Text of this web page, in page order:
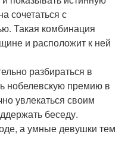
сочетаться с
Такая комбинация
и расположит к ней
разбираться в
нобелевскую премию в
увлекаться своим
беседу.
а умные девушки тем